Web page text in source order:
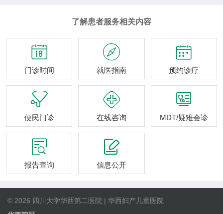
了解患者服务相关内容

门诊时间

就医指南

预约诊疗

便民门诊

在线咨询

MDT/疑难会诊

报告查询

信息公开
© 2026 四川大学华西第二医院 | 华西妇产儿童医院